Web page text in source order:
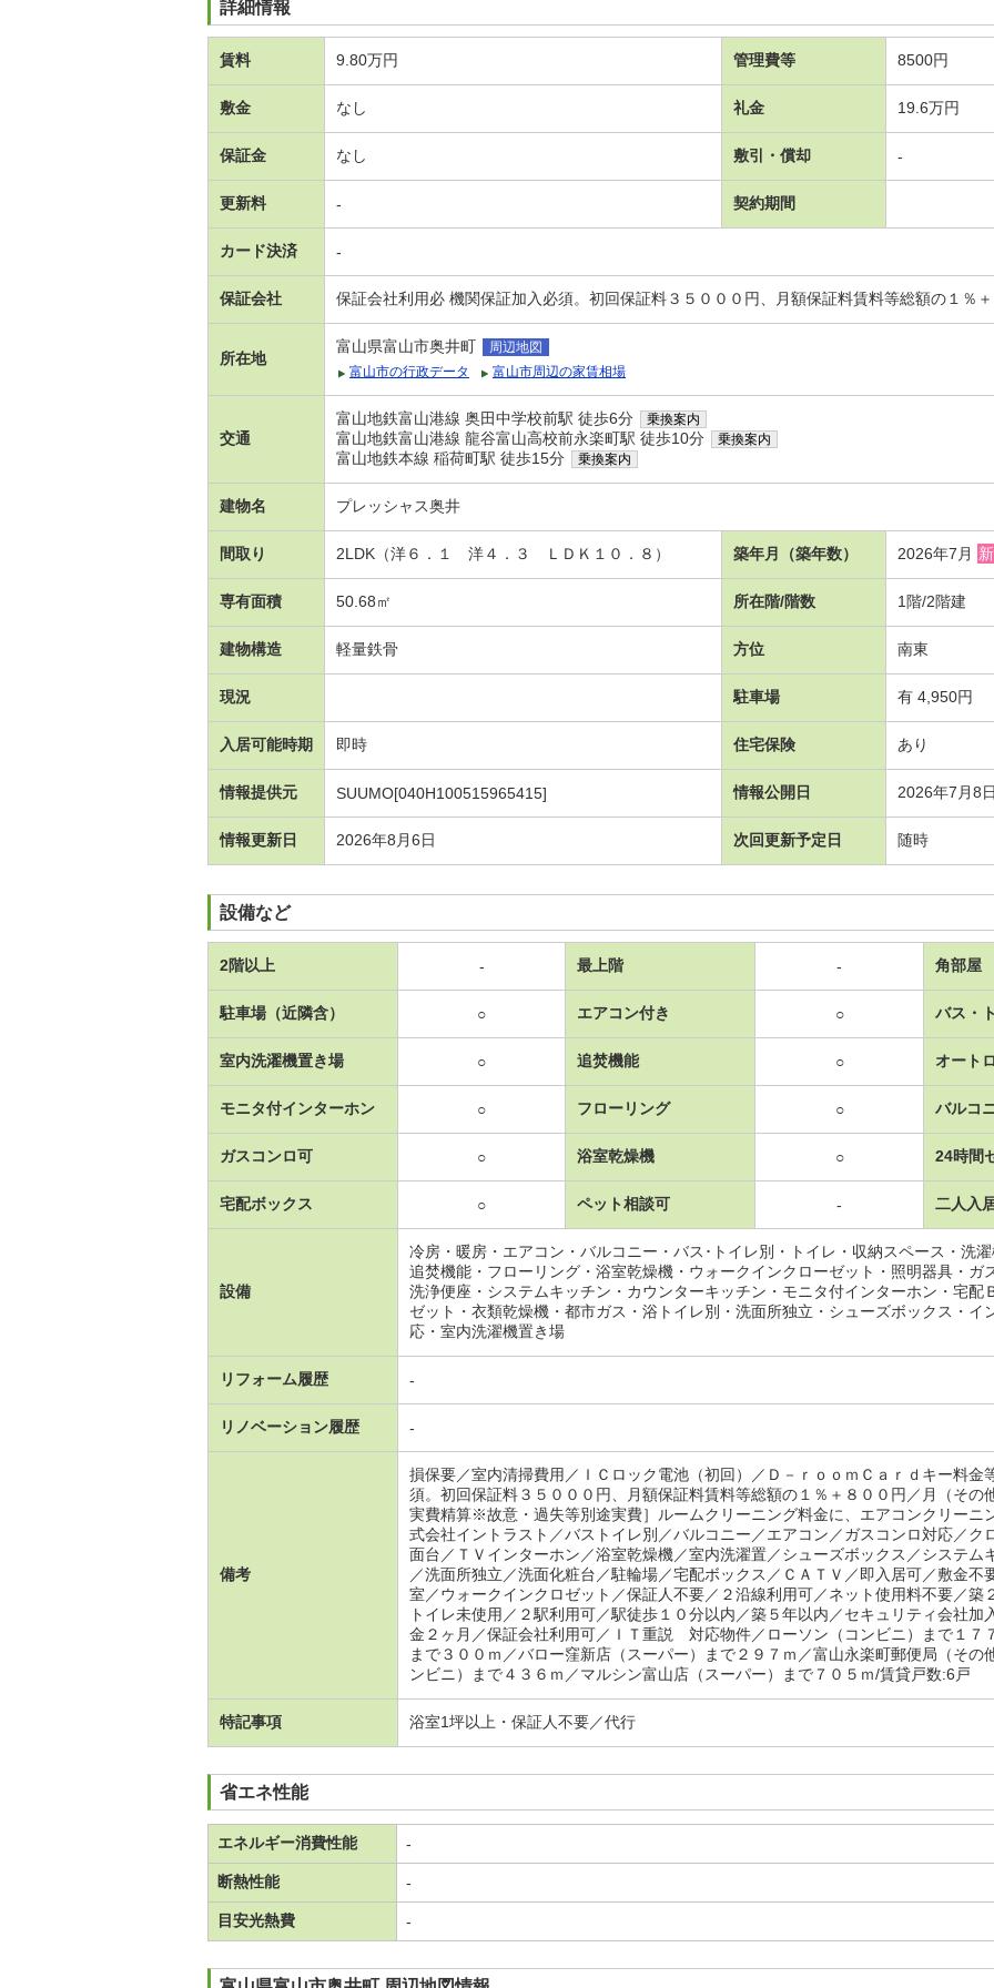
詳細情報
賃料 9.80万円 管理費等 8500円
敷金 なし 礼金 19.6万円
保証金 なし 敷引・償却 -
更新料 - 契約期間
カード決済 -
保証会社 保証会社利用必 機関保証加入必須。初回保証料３５０００円、月額保証料賃料等総額の１％
所在地
富山県富山市奥井町
周辺地図
富山市の行政データ
富山市周辺の家賃相場
交通
富山地鉄富山港線 奥田中学校前駅 徒歩6分 乗換案内
富山地鉄富山港線 龍谷富山高校前永楽町駅 徒歩10分 乗換案内
富山地鉄本線 稲荷町駅 徒歩15分 乗換案内
建物名 プレッシャス奥井
間取り 2LDK（洋６．１ 洋４．３ ＬＤＫ１０．８） 築年月（築年数） 2026年7月
専有面積 50.68㎡ 所在階/階数 1階/2階建
建物構造 軽量鉄骨 方位 南東
現況 駐車場 有 4,950円
入居可能時期 即時 住宅保険 あり
情報提供元 SUUMO[040H100515965415] 情報公開日 2026年7月8日
情報更新日 2026年8月6日 次回更新予定日 随時
設備など
2階以上 - 最上階 - 角部屋
駐車場（近隣含） ○ エアコン付き ○ バス・
室内洗濯機置き場 ○ 追焚機能 ○ オート
モニタ付インターホン ○ フローリング ○ バルコ
ガスコンロ可 ○ 浴室乾燥機 ○ 24時間
宅配ボックス ○ ペット相談可 - 二人入
設備
冷房・暖房・エアコン・バルコニー・バス･トイレ別・トイレ・収納スペース・洗
追焚機能・フローリング・浴室乾燥機・ウォークインクローゼット・照明器具・ガ
洗浄便座・システムキッチン・カウンターキッチン・モニタ付インターホン・宅配
ゼット・衣類乾燥機・都市ガス・浴トイレ別・洗面所独立・シューズボックス・イ
応・室内洗濯機置き場
リフォーム履歴 -
リノベーション履歴 -
備考
損保要／室内清掃費用／ＩＣロック電池（初回）／Ｄ－ｒｏｏｍＣａｒｄキー料金
須。初回保証料３５０００円、月額保証料賃料等総額の１％＋８００円／月（そ
実費精算※故意・過失等別途実費］ルームクリーニング料金に、エアコンクリー
式会社イントラスト／バストイレ別／バルコニー／エアコン／ガスコンロ対応／ク
面台／ＴＶインターホン／浴室乾燥機／室内洗濯置／シューズボックス／システム
／洗面所独立／洗面化粧台／駐輪場／宅配ボックス／ＣＡＴＶ／即入居可／敷金
室／ウォークインクロゼット／保証人不要／２沿線利用可／ネット使用料不要／築
トイレ未使用／２駅利用可／駅徒歩１０分以内／築５年以内／セキュリティ会社
金２ヶ月／保証会社利用可／ＩＴ重説 対応物件／ローソン（コンビニ）まで１７
まで３００ｍ／バロー窪新店（スーパー）まで２９７ｍ／富山永楽町郵便局（その
ンビニ）まで４３６ｍ／マルシン富山店（スーパー）まで７０５ｍ/賃貸戸数:6戸
特記事項 浴室1坪以上・保証人不要／代行
省エネ性能
エネルギー消費性能 -
断熱性能 -
目安光熱費 -